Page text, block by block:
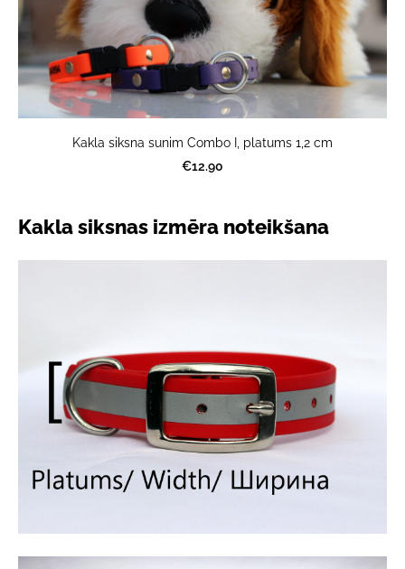
Kakla siksnas izmēra noteikšana
Kakla siksna sunim Combo I, platums 1,2 cm
€12.90